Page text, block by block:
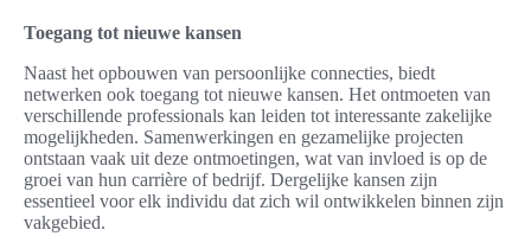
Toegang tot nieuwe kansen
Naast het opbouwen van persoonlijke connecties, biedt
netwerken ook toegang tot nieuwe kansen. Het ontmoeten van
verschillende professionals kan leiden tot interessante zakelijke
mogelijkheden. Samenwerkingen en gezamelijke projecten
ontstaan vaak uit deze ontmoetingen, wat van invloed is op de
groei van hun carrière of bedrijf. Dergelijke kansen zijn
essentieel voor elk individu dat zich wil ontwikkelen binnen zijn
vakgebied.